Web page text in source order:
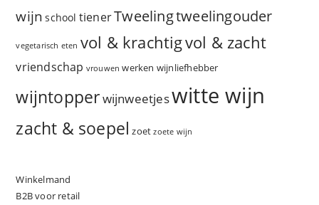
wijn school tienerTweelingtweelingouder
vegetarisch eten vol & krachtigvol & zacht
vriendschap vrouwen werken wijnliefhebber
wijntopperwijnweetjeswitte wijn
zacht & soepel zoet zoete wijn
Winkelmand
B2B voor retail